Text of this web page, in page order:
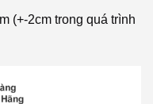
(+-2cm trong quá trình